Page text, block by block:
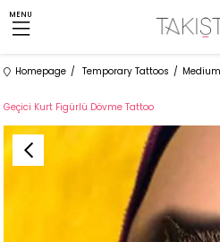
MENU
Homepage Temporary Tattoos
Geçici Kurt Figürlü Dövme Tattoo